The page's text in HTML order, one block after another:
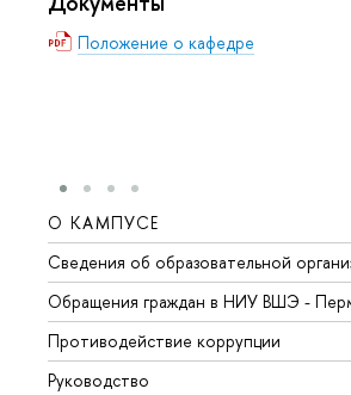
Положение о кафедре
О КАМПУСЕ
Сведения об образовательной
Обращения граждан в НИУ ВШЭ -
Противодействие коррупции
Руководство